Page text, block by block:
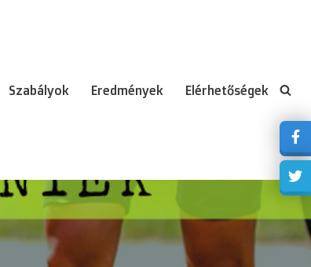
Szabályok Eredmények Elérhetőségek